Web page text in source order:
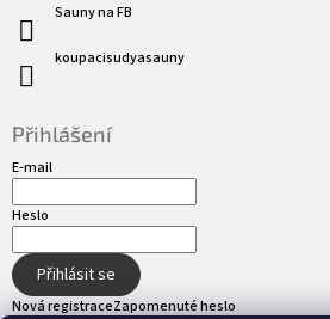
Sauny na FB
koupacisudyasauny
Přihlášení
E-mail
Heslo
Přihlásit se
Nová registraceZapomenuté heslo